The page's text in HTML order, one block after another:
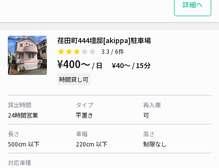
詳細へ
荏田町444壇邸[akippa]駐車場
3.3 / 6件
¥400〜 / 日 ¥40〜 / 15分
時間貸し可
貸出時間
24時間営業
タイプ
平置き
再入庫
可
長さ
500cm 以下
車幅
220cm 以下
高さ
制限なし
対応車種